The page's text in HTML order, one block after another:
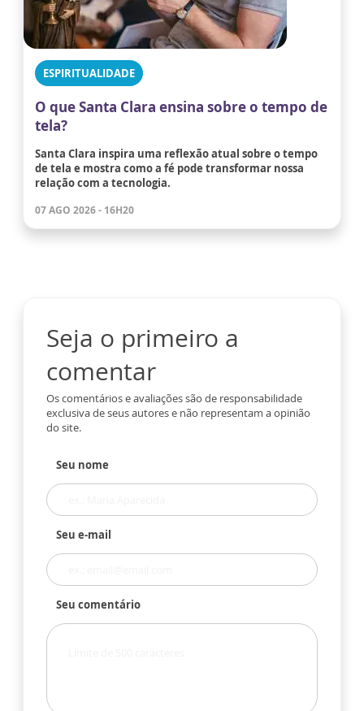
ESPIRITUALIDADE
O que Santa Clara ensina sobre o tempo de
tela?
Santa Clara inspira uma reflexão atual sobre o tempo
de tela e mostra como a fé pode transformar nossa
relação com a tecnologia.
07 AGO 2026 - 16H20
Seja o primeiro a
comentar
Os comentários e avaliações são de responsabilidade
exclusiva de seus autores e não representam a opinião
do site.
Seu nome
Seu e-mail
Seu comentário